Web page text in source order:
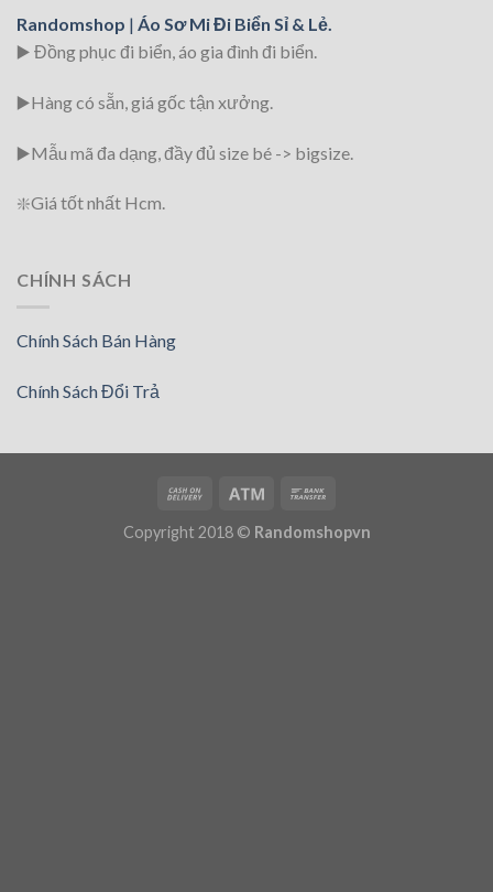
Randomshop | Áo Sơ Mi Đi Biển Sỉ & Lẻ.
▶️ Đồng phục đi biển, áo gia đình đi biển.
▶️Hàng có sẵn, giá gốc tận xưởng.
▶️Mẫu mã đa dạng, đầy đủ size bé -> bigsize.
❇️Giá tốt nhất Hcm.
CHÍNH SÁCH
Chính Sách Bán Hàng
Chính Sách Đổi Trả
Copyright 2018 © Randomshopvn